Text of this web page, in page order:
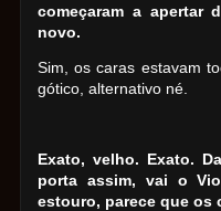
começaram a apertar
novo.
Sim, os caras estavam
gótico, alternativo né.
Exato, velho. Exato.
porta assim, vai o
estouro, parece que os